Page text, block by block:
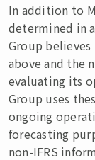
In addition to
determined in
Group
above and the
evaluating its
Group uses
ongoing
forecasting
non-IFRS